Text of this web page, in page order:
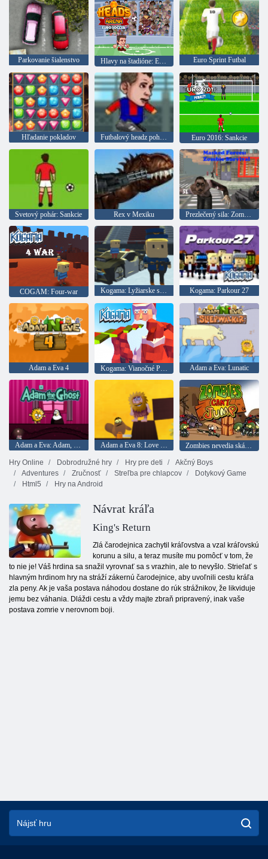
Parkovanie šialenstvo Hlavy na štadióne: Euro futbal Euro Sprint Futbal
Hľadanie pokladov Futbalový headz pohár 2 Euro 2016: Sankcie
Svetový pohár: Sankcie Rex v Mexiku Prezlečený sila: Zombie Survival
COGAM: Four-war Kogama: Lyžiarske skoky! Kogama: Parkour 27
Adam a Eva 4 Kogama: Vianočné Parkour Adam a Eva: Lunatic
Adam a Eva: Adam, duch Adam a Eva 8: Love Quest
Zombies nevedia skákať
Hry Online
Dobrodružné hry Hry pre deti
Akčný Boys
Adventures
Zručnosť Streľba pre chlapcov
Dotykový Game
Html5
Hry na Android
Návrat kráľa
King's Return
Zlá čarodejnica zachytil kráľovstva a vzal kráľovskú
korunu a silu, a teraz musíte mu pomôcť v tom, že
to nie je! Váš hrdina sa snažil vyrovnať sa s vrazhin, ale to nevyšlo. Strieľať s
hlavným hrdinom hry na stráží zákernú čarodejnice, aby uvoľnili cestu kráľa
zla peny. Ak je vaša postava náhodou dostane do rúk strážnikov, že likviduje
jemu bez váhania. Dláždi cestu a vždy majte zbraň pripravený, inak vaše
postava zomrie v nerovnom boji.